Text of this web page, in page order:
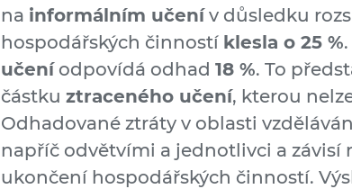
na informálním učenív důsledku
hospodářských činností klesla o 25 %
učeníodpovídá odhad 18 %. To
částku ztraceného učení, kterou
Odhadované ztráty v oblasti
napříč odvětvími a jednotlivci a závisí
ukončení hospodářských činností.